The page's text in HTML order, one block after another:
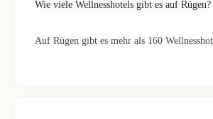
Wie viele Wellnesshotels gibt es auf Rügen?
Auf Rügen gibt es mehr als 160